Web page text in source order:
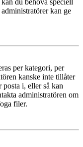
du behöva speciell
kan ge
per kategori, per
kanske inte tillåter
i, eller så kan
administratören om
filer.